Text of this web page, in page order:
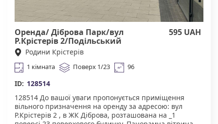
Оренда/ Діброва Парк/вул
Р.Крістерів 2/Подільський
595 UAH
Родини Крістерів
1 кімната Поверх 1/23 96
ID: 128514
128514 До вашої уваги пропонується ​​приміщення
вільного призначення на оренду за адресою: вул
Р.Крістерів 2 , в ЖК Діброва, розташована на _1